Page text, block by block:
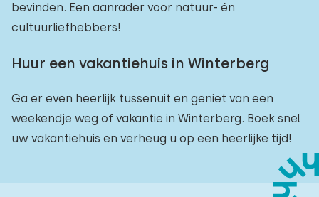
bevinden. Een aanrader voor natuur- én
cultuurliefhebbers!
Huur een vakantiehuis in Winterberg
Ga er even heerlijk tussenuit en geniet van een
weekendje weg of vakantie in Winterberg. Boek snel
uw vakantiehuis en verheug u op een heerlijke tijd!